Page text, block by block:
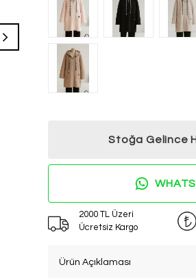
Stoğa Gelince
2000 TL Üzeri
Ücretsiz Kargo
Ürün Açıklaması